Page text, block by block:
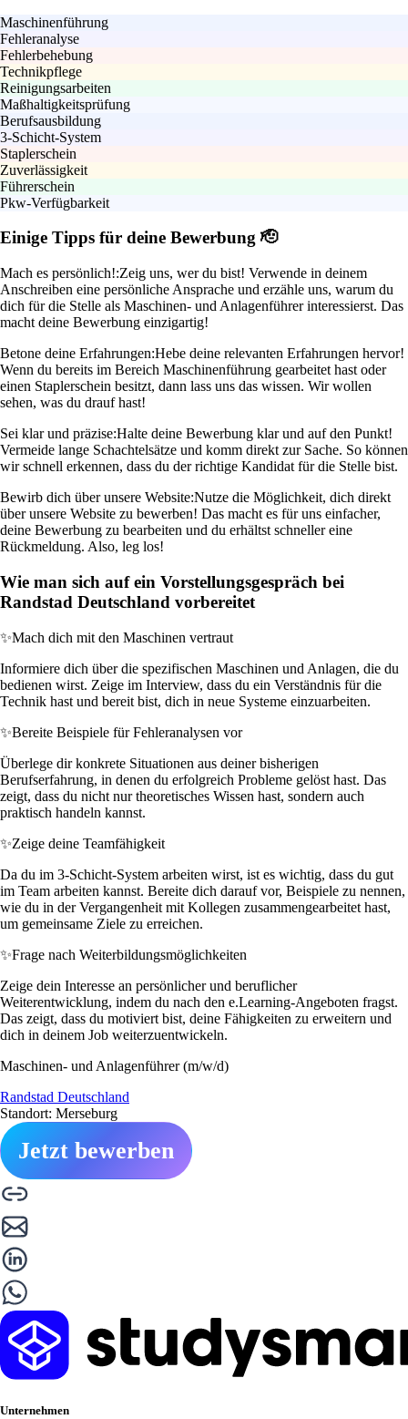
Maschinenführung
Fehleranalyse
Fehlerbehebung
Technikpflege
Reinigungsarbeiten
Maßhaltigkeitsprüfung
Berufsausbildung
3-Schicht-System
Staplerschein
Zuverlässigkeit
Führerschein
Pkw-Verfügbarkeit
Einige Tipps für deine Bewerbung 🫡
Mach es persönlich!:Zeig uns, wer du bist! Verwende in deinem
Anschreiben eine persönliche Ansprache und erzähle uns, warum du
dich für die Stelle als Maschinen- und Anlagenführer interessierst. Das
macht deine Bewerbung einzigartig!
Betone deine Erfahrungen:Hebe deine relevanten Erfahrungen hervor!
Wenn du bereits im Bereich Maschinenführung gearbeitet hast oder
einen Staplerschein besitzt, dann lass uns das wissen. Wir wollen
sehen, was du drauf hast!
Sei klar und präzise:Halte deine Bewerbung klar und auf den Punkt!
Vermeide lange Schachtelsätze und komm direkt zur Sache. So können
wir schnell erkennen, dass du der richtige Kandidat für die Stelle bist.
Bewirb dich über unsere Website:Nutze die Möglichkeit, dich direkt
über unsere Website zu bewerben! Das macht es für uns einfacher,
deine Bewerbung zu bearbeiten und du erhältst schneller eine
Rückmeldung. Also, leg los!
Wie man sich auf ein Vorstellungsgespräch bei
Randstad Deutschland vorbereitet
✨Mach dich mit den Maschinen vertraut
Informiere dich über die spezifischen Maschinen und Anlagen, die du
bedienen wirst. Zeige im Interview, dass du ein Verständnis für die
Technik hast und bereit bist, dich in neue Systeme einzuarbeiten.
✨Bereite Beispiele für Fehleranalysen vor
Überlege dir konkrete Situationen aus deiner bisherigen
Berufserfahrung, in denen du erfolgreich Probleme gelöst hast. Das
zeigt, dass du nicht nur theoretisches Wissen hast, sondern auch
praktisch handeln kannst.
✨Zeige deine Teamfähigkeit
Da du im 3-Schicht-System arbeiten wirst, ist es wichtig, dass du gut
im Team arbeiten kannst. Bereite dich darauf vor, Beispiele zu nennen,
wie du in der Vergangenheit mit Kollegen zusammengearbeitet hast,
um gemeinsame Ziele zu erreichen.
✨Frage nach Weiterbildungsmöglichkeiten
Zeige dein Interesse an persönlicher und beruflicher
Weiterentwicklung, indem du nach den e.Learning-Angeboten fragst.
Das zeigt, dass du motiviert bist, deine Fähigkeiten zu erweitern und
dich in deinem Job weiterzuentwickeln.
Maschinen- und Anlagenführer (m/w/d)
Randstad Deutschland
Standort: Merseburg
Jetzt bewerben
Unternehmen